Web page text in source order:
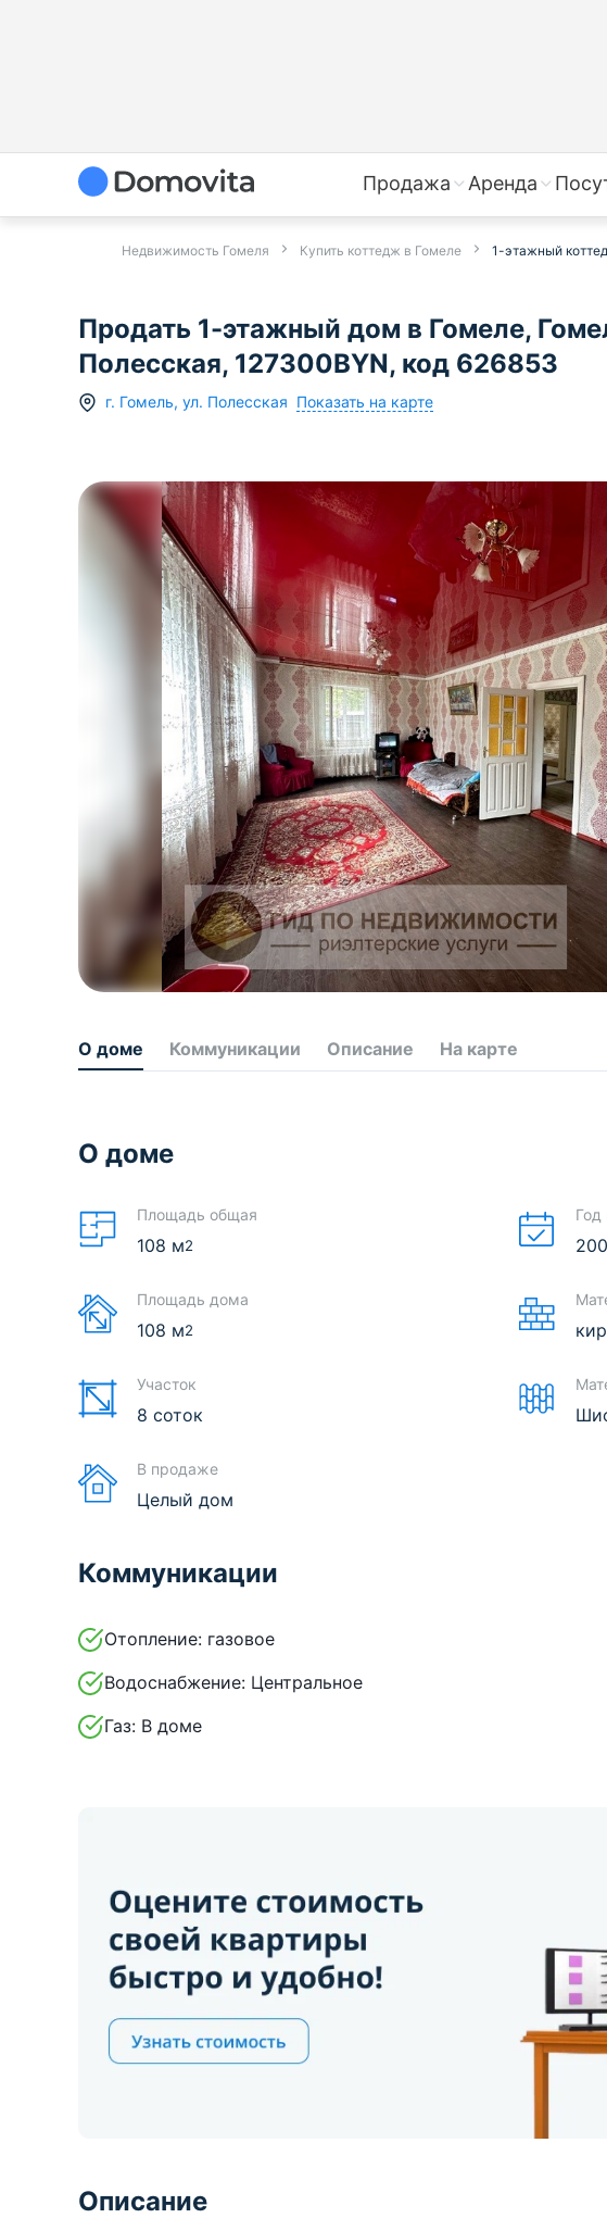
Продажа Аренда
Недвижимость Гомеля Купить коттедж в Гомеле 1-этажный
Продать 1-этажный дом в Гомеле,
Полесская, 127300BYN, код 626853
г. Гомель, ул. Полесская Показать на карте
О доме Коммуникации Описание На карте
О доме
Площадь общая
108 м2
Площадь дома
108 м2
Участок
8 соток
В продаже
Целый дом
Год
Коммуникации
Отопление: газовое
Водоснабжение: Центральное
Газ: В доме
Описание